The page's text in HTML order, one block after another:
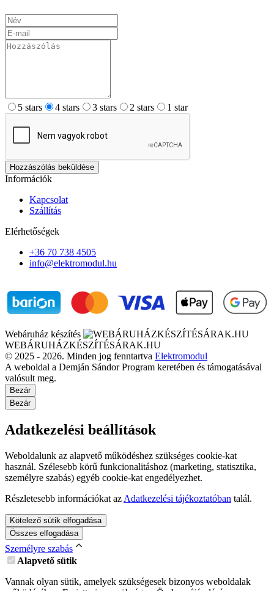
5 stars 4 stars 3 stars 2 stars 1 star
Hozzászólás beküldése
Információk
Kapcsolat
Szállítás
Elérhetőségek
+36 70 738 4505
info@elektromodul.hu
Webáruház készítés
WEBÁRUHÁZKÉSZÍTÉSÁRAK.HU
© 2025 - 2026. Minden jog fenntartva Elektromodul
A weboldal a Demján Sándor Program keretében és támogatásával
valósult meg.
Bezár
Bezár
Adatkezelési beállítások
Weboldalunk az alapvető működéshez szükséges cookie-kat
használ. Szélesebb körű funkcionalitáshoz (marketing, statisztika,
személyre szabás) egyéb cookie-kat engedélyezhet.
Részletesebb információkat az Adatkezelési tájékoztatóban talál.
Kötelező sütik elfogadása
Összes elfogadása
Személyre szabás
Alapvető sütik
Vannak olyan sütik, amelyek szükségesek bizonyos weboldalak